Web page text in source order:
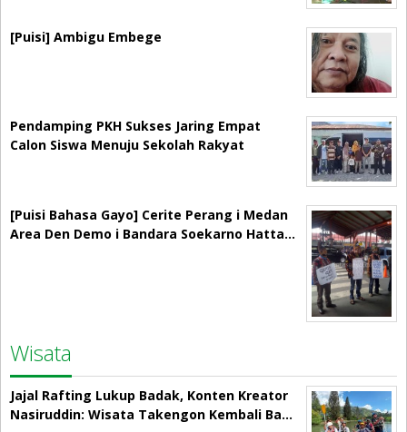
[Puisi] Ambigu Embege
Pendamping PKH Sukses Jaring Empat
Calon Siswa Menuju Sekolah Rakyat
[Puisi Bahasa Gayo] Cerite Perang i Medan
Area Den Demo i Bandara Soekarno Hatta…
Wisata
Jajal Rafting Lukup Badak, Konten Kreator
Nasiruddin: Wisata Takengon Kembali Ba…